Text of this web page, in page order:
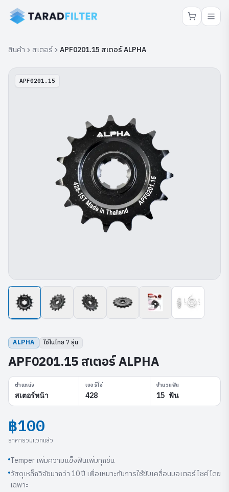
สินค้า สเตอร์ APF0201.15 สเตอร์ ALPHA
APF0201.15
ALPHA ใช้ในไทย 7รุ่น
APF0201.15 สเตอร์ ALPHA
ตำแหน่ง
สเตอร์หน้า
เบอร์โซ่
428
จำนวนฟัน
15 ฟัน
฿100
ราคารวมแวทแล้ว
Temper เพิ่มความแข็งฟันเพิ่มทุกชิ้น
วัสดุเหล็กวิจัยมากว่า 10 ปี เพื่อเหมาะกับการใช้ขับเคลื่อนมอเตอร์ไซค์โดย
เฉพาะ